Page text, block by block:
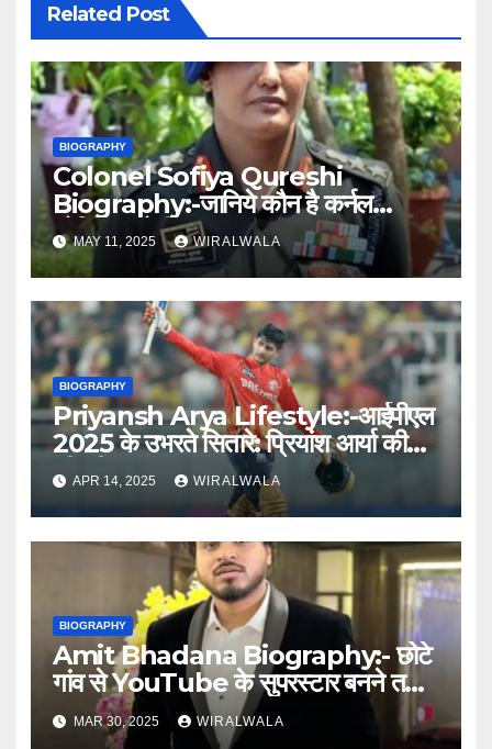
Related Post
BIOGRAPHY
Colonel Sofiya Qureshi
Biography:-जानिये कौन है कर्नल
सोफिया कुरैशी
MAY 11, 2025 WIRALWALA
BIOGRAPHY
Priyansh Arya Lifestyle:-आईपीएल
2025 के उभरते सितारे: प्रियांश आर्या की
जीवनी
APR 14, 2025 WIRALWALA
BIOGRAPHY
Amit Bhadana Biography:- छोटे
गांव से YouTube के सुपरस्टार बनने तक
का सफर
MAR 30, 2025 WIRALWALA